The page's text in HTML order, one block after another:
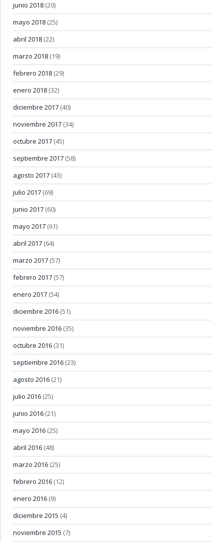
junio 2018 (20)
mayo 2018 (25)
abril 2018 (22)
marzo 2018 (19)
febrero 2018 (29)
enero 2018 (32)
diciembre 2017 (40)
noviembre 2017 (34)
octubre 2017 (45)
septiembre 2017 (58)
agosto 2017 (43)
julio 2017 (69)
junio 2017 (60)
mayo 2017 (61)
abril 2017 (64)
marzo 2017 (57)
febrero 2017 (57)
enero 2017 (54)
diciembre 2016 (51)
noviembre 2016 (35)
octubre 2016 (31)
septiembre 2016 (23)
agosto 2016 (21)
julio 2016 (25)
junio 2016 (21)
mayo 2016 (25)
abril 2016 (48)
marzo 2016 (25)
febrero 2016 (12)
enero 2016 (9)
diciembre 2015 (4)
noviembre 2015 (7)